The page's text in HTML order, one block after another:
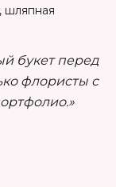
шляпная
букет перед
флористы с